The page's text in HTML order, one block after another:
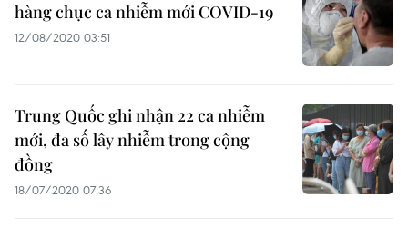
hàng chục ca nhiễm mới COVID-19
12/08/2020 03:51
Trung Quốc ghi nhận 22 ca nhiễm
mới, đa số lây nhiễm trong cộng
đồng
18/07/2020 07:36